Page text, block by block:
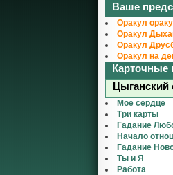
Ваше
Оракул
Оракул
Оракул
Оракул на
Карточные
Цыганский
Мое сердце
Три карты
Гадание
Начало
Гадание
Ты и Я
Работа